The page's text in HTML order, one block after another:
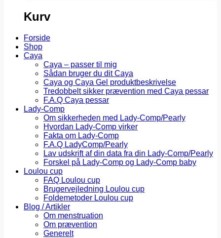
Kurv
Forside
Shop
Caya
Caya – passer til mig
Sådan bruger du dit Caya
Caya og Caya Gel produktbeskrivelse
Tredobbelt sikker prævention med Caya pessar
F.A.Q Caya pessar
Lady-Comp
Om sikkerheden med Lady-Comp/Pearly
Hvordan Lady-Comp virker
Fakta om Lady-Comp
F.A.Q LadyComp/Pearly
Lav udskrift af din data fra din Lady-Comp/Pearly
Forskel på Lady-Comp og Lady-Comp baby
Loulou cup
FAQ Loulou cup
Brugervejledning Loulou cup
Foldemetoder Loulou cup
Blog / Artikler
Om menstruation
Om prævention
Generelt